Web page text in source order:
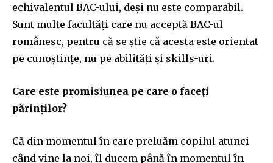
echivalentul BAC-ului, deși nu este comparabil.
Sunt multe facultăți care nu acceptă BAC-ul
românesc, pentru că se știe că acesta este orientat
pe cunoștințe, nu pe abilități și skills-uri.
Care este promisiunea pe care o faceți
părinților?
Că din momentul în care preluăm copilul atunci
când vine la noi, îl ducem până în momentul în